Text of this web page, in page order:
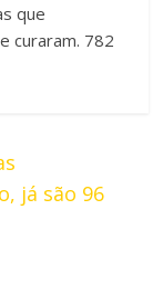
que
curaram. 782
já são 96